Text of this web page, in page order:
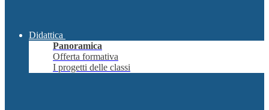
Didattica
Panoramica
Offerta formativa
I progetti delle classi